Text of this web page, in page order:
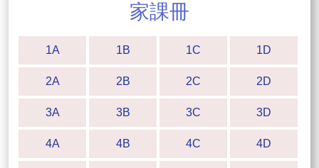
家課冊
1A 1B 1C 1D
2A 2B 2C 2D
3A 3B 3C 3D
4A 4B 4C 4D